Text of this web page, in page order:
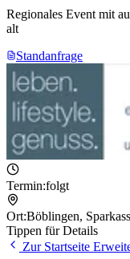
Regionales Event mit
alt
Standanfrage
Termin:folgt
Ort:Böblingen,
Tippen für Details
Zur Startseite